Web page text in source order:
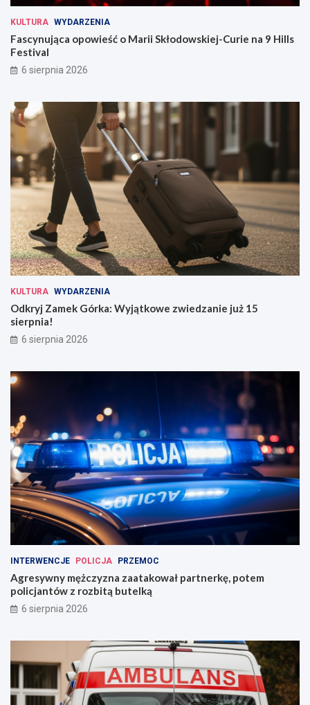
KULTURA WYDARZENIA
Fascynująca opowieść o Marii Skłodowskiej-Curie na 9 Hills
Festival
6 sierpnia 2026
KULTURA WYDARZENIA
Odkryj Zamek Górka: Wyjątkowe zwiedzanie już 15
sierpnia!
6 sierpnia 2026
INTERWENCJE POLICJA PRZEMOC
Agresywny mężczyzna zaatakował partnerkę, potem
policjantów z rozbitą butelką
6 sierpnia 2026